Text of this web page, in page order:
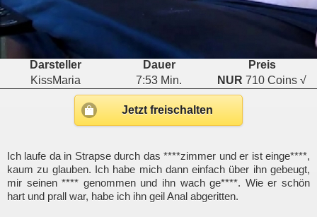
Darsteller Dauer
Preis
KissMaria
7:53 Min. NUR 710 Coins √
Jetzt freischalten
Ich laufe da in Strapse durch das ****zimmer und er ist einge****,
kaum zu glauben. Ich habe mich dann einfach über ihn gebeugt,
mir seinen **** genommen und ihn wach ge****. Wie er schön
hart und prall war, habe ich ihn geil Anal abgeritten.